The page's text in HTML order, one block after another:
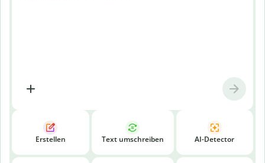
Erstellen Text umschreiben AI-Detector